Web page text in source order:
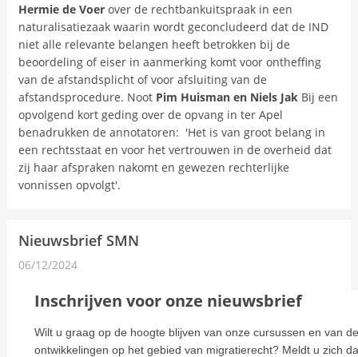
Hermie de Voerover de rechtbankuitspraak in een
naturalisatiezaak waarin wordt geconcludeerd dat de IND
niet alle relevante belangen heeft betrokken bij de
beoordeling of eiser in aanmerking komt voor ontheffing
van de afstandsplicht of voor afsluiting van de
afstandsprocedure. Noot Pim Huisman en Niels JakBij een
opvolgend kort geding over de opvang in ter Apel
benadrukken de annotatoren: 'Het is van groot belang in
een rechtsstaat en voor het vertrouwen in de overheid dat
zij haar afspraken nakomt en gewezen rechterlijke
vonnissen opvolgt'.
Nieuwsbrief SMN
06/12/2024
Inschrijven voor onze nieuwsbrief
Wilt u graag op de hoogte blijven van onze cursussen en van
ontwikkelingen op het gebied van migratierecht? Meldt u zich